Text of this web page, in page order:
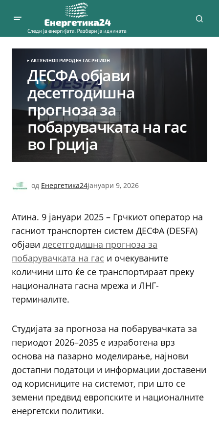
АКТУЕЛНОПРИРОДЕН ГАСРЕГИОН
ДЕСФА објави
десетгодишна
прогноза за
побарувачката на гас
во Грција
од Енергетика24јануари 9, 2026
Атина. 9 јануари 2025 – Грчкиот оператор на
гасниот транспортен систем ДЕСФА (DESFA)
објави десетгодишна прогноза за
побарувачката на гас и очекуваните
количини што ќе се транспортираат преку
националната гасна мрежа и ЛНГ-
терминалите.
Студијата за прогноза на побарувачката за
периодот 2026–2035 е изработена врз
основа на пазарно моделирање, најнови
достапни податоци и информации доставени
од корисниците на системот, при што се
земени предвид европските и националните
енергетски политики.